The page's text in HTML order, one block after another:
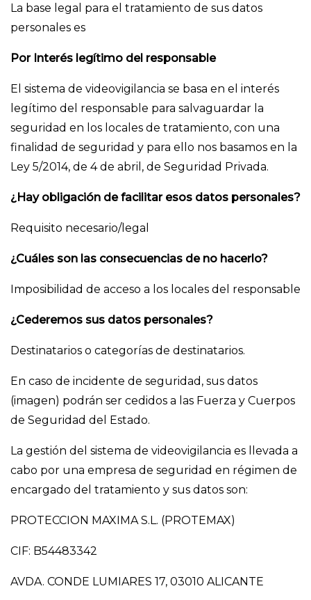
La base legal para el tratamiento de sus datos
personales es
Por Interés legítimo del responsable
El sistema de videovigilancia se basa en el interés
legítimo del responsable para salvaguardar la
seguridad en los locales de tratamiento, con una
finalidad de seguridad y para ello nos basamos en la
Ley 5/2014, de 4 de abril, de Seguridad Privada.
¿Hay obligación de facilitar esos datos personales?
Requisito necesario/legal
¿Cuáles son las consecuencias de no hacerlo?
Imposibilidad de acceso a los locales del responsable
¿Cederemos sus datos personales?
Destinatarios o categorías de destinatarios.
En caso de incidente de seguridad, sus datos
(imagen) podrán ser cedidos a las Fuerza y Cuerpos
de Seguridad del Estado.
La gestión del sistema de videovigilancia es llevada a
cabo por una empresa de seguridad en régimen de
encargado del tratamiento y sus datos son:
PROTECCION MAXIMA S.L. (PROTEMAX)
CIF: B54483342
AVDA. CONDE LUMIARES 17, 03010 ALICANTE